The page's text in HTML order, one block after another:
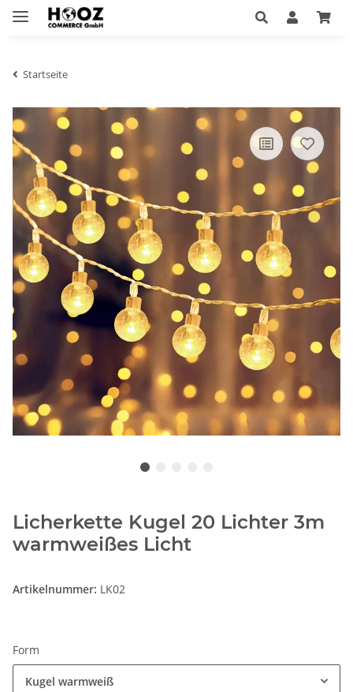
Startseite
Licherkette Kugel 20 Lichter 3m
warmweißes Licht
Artikelnummer: LK02
Form
Kugel warmweiß